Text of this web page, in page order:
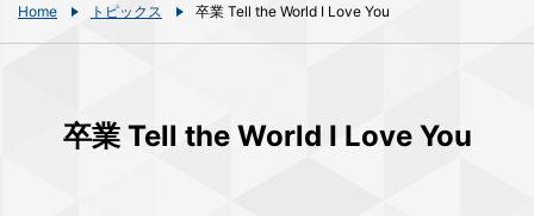
Home トピックス 卒業 Tell the World I Love You
卒業 Tell the World I Love You